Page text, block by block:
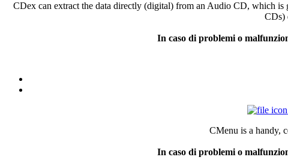
CDex can extract the data directly (digital) from an Audio CD, which
CDs)
In caso di problemi o
CMenu is a handy,
In caso di problemi o